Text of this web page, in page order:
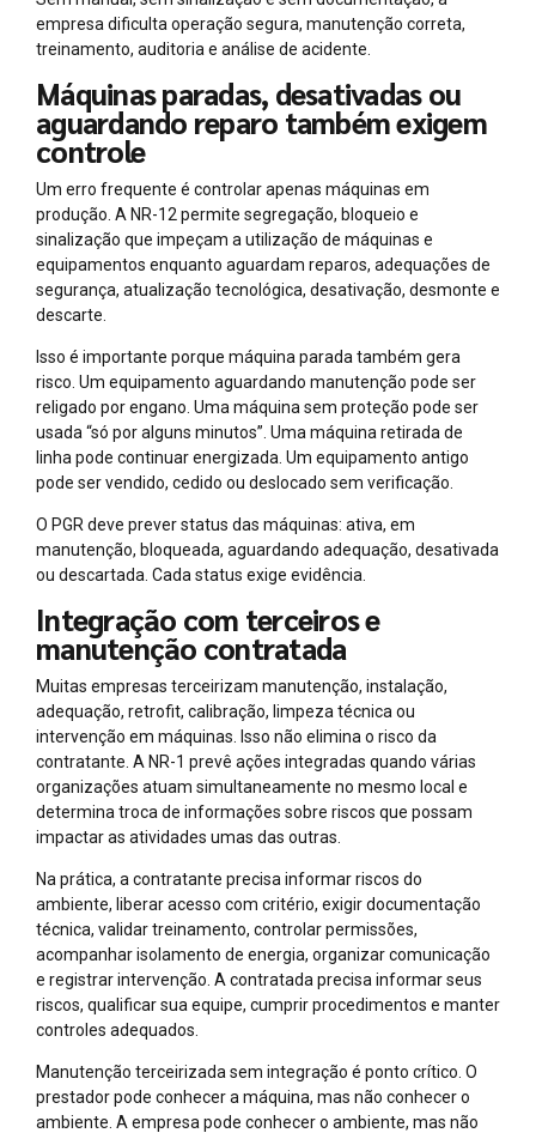
empresa dificulta operação segura, manutenção correta,
treinamento, auditoria e análise de acidente.
Máquinas paradas, desativadas ou
aguardando reparo também exigem
controle
Um erro frequente é controlar apenas máquinas em
produção. A NR-12 permite segregação, bloqueio e
sinalização que impeçam a utilização de máquinas e
equipamentos enquanto aguardam reparos, adequações de
segurança, atualização tecnológica, desativação, desmonte e
descarte.
Isso é importante porque máquina parada também gera
risco. Um equipamento aguardando manutenção pode ser
religado por engano. Uma máquina sem proteção pode ser
usada “só por alguns minutos”. Uma máquina retirada de
linha pode continuar energizada. Um equipamento antigo
pode ser vendido, cedido ou deslocado sem verificação.
O PGR deve prever status das máquinas: ativa, em
manutenção, bloqueada, aguardando adequação, desativada
ou descartada. Cada status exige evidência.
Integração com terceiros e
manutenção contratada
Muitas empresas terceirizam manutenção, instalação,
adequação, retrofit, calibração, limpeza técnica ou
intervenção em máquinas. Isso não elimina o risco da
contratante. A NR-1 prevê ações integradas quando várias
organizações atuam simultaneamente no mesmo local e
determina troca de informações sobre riscos que possam
impactar as atividades umas das outras.
Na prática, a contratante precisa informar riscos do
ambiente, liberar acesso com critério, exigir documentação
técnica, validar treinamento, controlar permissões,
acompanhar isolamento de energia, organizar comunicação
e registrar intervenção. A contratada precisa informar seus
riscos, qualificar sua equipe, cumprir procedimentos e manter
controles adequados.
Manutenção terceirizada sem integração é ponto crítico. O
prestador pode conhecer a máquina, mas não conhecer o
ambiente. A empresa pode conhecer o ambiente, mas não